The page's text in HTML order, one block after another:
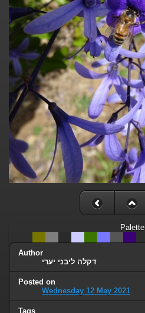
Palette
Author
דקלה ליבני יערי
Posted on
Wednesday 12 May 2021
Tags